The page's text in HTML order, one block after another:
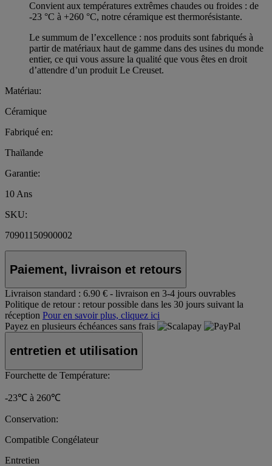
Convient aux températures extrêmes chaudes ou froides : de
-23 °C à +260 °C, notre céramique est thermorésistante.
Le summum de l’excellence : nos produits sont fabriqués à
partir de matériaux haut de gamme dans des usines du monde
entier, ce qui vous assure la qualité que vous êtes en droit
d’attendre d’un produit Le Creuset.
Matériau:
Céramique
Fabriqué en:
Thaïlande
Garantie:
10 Ans
SKU:
70901150900002
Paiement, livraison et retours
Livraison standard : 6.90 € - livraison en 3-4 jours ouvrables
Politique de retour : retour possible dans les 30 jours suivant la
réception Pour en savoir plus, cliquez ici
Payez en plusieurs échéances sans frais
entretien et utilisation
Fourchette de Température:
-23℃ à 260℃
Conservation:
Compatible Congélateur
Entretien